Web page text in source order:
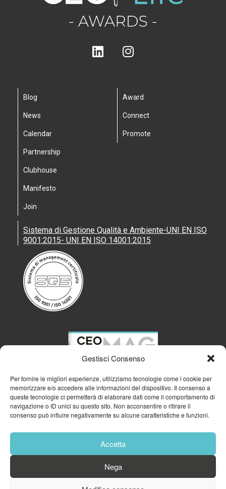
Gestisci Consenso
Per fornire le migliori esperienze, utilizziamo tecnologie come i cookie per
memorizzare e/o accedere alle informazioni del dispositivo. Il consenso a
queste tecnologie ci permetterà di elaborare dati come il comportamento di
navigazione o ID unici su questo sito. Non acconsentire o ritirare il
consenso può influire negativamente su alcune caratteristiche e funzioni.
Accetta
Nega
Blog
News
Calendar
Partnership
Clubhouse
Manifesto
Join
Award
Connect
Promote
Sistema di Gestione Qualità e Ambiente-UNI EN ISO
9001:2015- UNI EN ISO 14001:2015